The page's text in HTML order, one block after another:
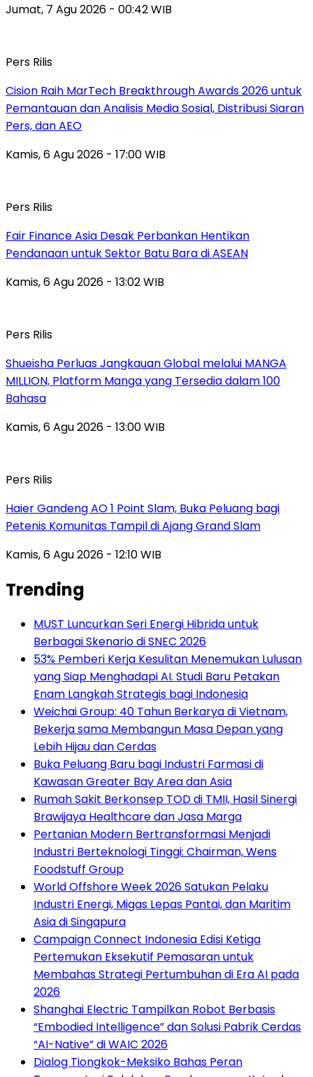
Jumat, 7 Agu 2026 - 00:42 WIB
Pers Rilis
Cision Raih MarTech Breakthrough Awards 2026 untuk
Pemantauan dan Analisis Media Sosial, Distribusi Siaran
Pers, dan AEO
Kamis, 6 Agu 2026 - 17:00 WIB
Pers Rilis
Fair Finance Asia Desak Perbankan Hentikan
Pendanaan untuk Sektor Batu Bara di ASEAN
Kamis, 6 Agu 2026 - 13:02 WIB
Pers Rilis
Shueisha Perluas Jangkauan Global melalui MANGA
MILLION, Platform Manga yang Tersedia dalam 100
Bahasa
Kamis, 6 Agu 2026 - 13:00 WIB
Pers Rilis
Haier Gandeng AO 1 Point Slam, Buka Peluang bagi
Petenis Komunitas Tampil di Ajang Grand Slam
Kamis, 6 Agu 2026 - 12:10 WIB
Trending
MUST Luncurkan Seri Energi Hibrida untuk
Berbagai Skenario di SNEC 2026
53% Pemberi Kerja Kesulitan Menemukan Lulusan
yang Siap Menghadapi AI. Studi Baru Petakan
Enam Langkah Strategis bagi Indonesia
Weichai Group: 40 Tahun Berkarya di Vietnam,
Bekerja sama Membangun Masa Depan yang
Lebih Hijau dan Cerdas
Buka Peluang Baru bagi Industri Farmasi di
Kawasan Greater Bay Area dan Asia
Rumah Sakit Berkonsep TOD di TMII, Hasil Sinergi
Brawijaya Healthcare dan Jasa Marga
Pertanian Modern Bertransformasi Menjadi
Industri Berteknologi Tinggi: Chairman, Wens
Foodstuff Group
World Offshore Week 2026 Satukan Pelaku
Industri Energi, Migas Lepas Pantai, dan Maritim
Asia di Singapura
Campaign Connect Indonesia Edisi Ketiga
Pertemukan Eksekutif Pemasaran untuk
Membahas Strategi Pertumbuhan di Era AI pada
2026
Shanghai Electric Tampilkan Robot Berbasis
“Embodied Intelligence” dan Solusi Pabrik Cerdas
“AI-Native” di WAIC 2026
Dialog Tiongkok-Meksiko Bahas Peran